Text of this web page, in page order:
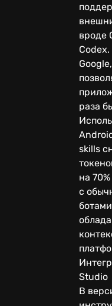
вроде
раза
skills
на
с
Studio
В